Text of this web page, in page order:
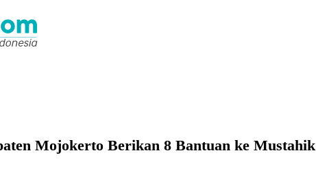
Mojokerto Berikan 8 Bantuan ke Mustahik